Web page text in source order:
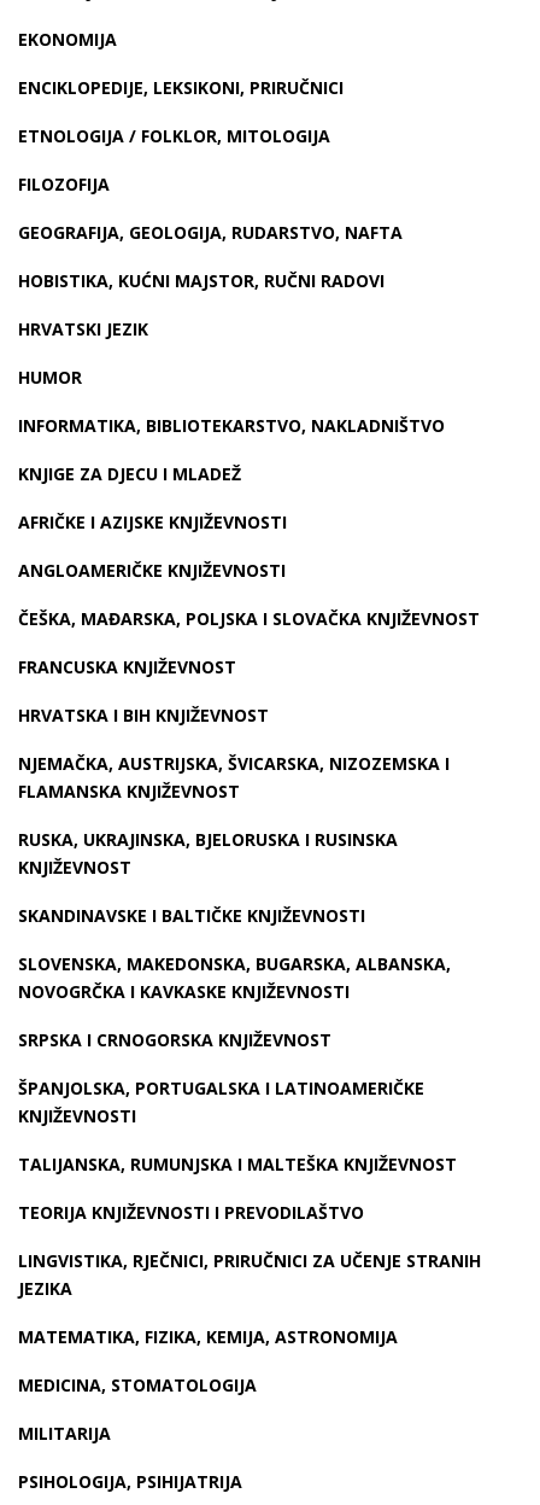
EKONOMIJA
ENCIKLOPEDIJE, LEKSIKONI, PRIRUČNICI
ETNOLOGIJA / FOLKLOR, MITOLOGIJA
FILOZOFIJA
GEOGRAFIJA, GEOLOGIJA, RUDARSTVO, NAFTA
HOBISTIKA, KUĆNI MAJSTOR, RUČNI RADOVI
HRVATSKI JEZIK
HUMOR
INFORMATIKA, BIBLIOTEKARSTVO, NAKLADNIŠTVO
KNJIGE ZA DJECU I MLADEŽ
AFRIČKE I AZIJSKE KNJIŽEVNOSTI
ANGLOAMERIČKE KNJIŽEVNOSTI
ČEŠKA, MAĐARSKA, POLJSKA I SLOVAČKA KNJIŽEVNOST
FRANCUSKA KNJIŽEVNOST
HRVATSKA I BIH KNJIŽEVNOST
NJEMAČKA, AUSTRIJSKA, ŠVICARSKA, NIZOZEMSKA I
FLAMANSKA KNJIŽEVNOST
RUSKA, UKRAJINSKA, BJELORUSKA I RUSINSKA
KNJIŽEVNOST
SKANDINAVSKE I BALTIČKE KNJIŽEVNOSTI
SLOVENSKA, MAKEDONSKA, BUGARSKA, ALBANSKA,
NOVOGRČKA I KAVKASKE KNJIŽEVNOSTI
SRPSKA I CRNOGORSKA KNJIŽEVNOST
ŠPANJOLSKA, PORTUGALSKA I LATINOAMERIČKE
KNJIŽEVNOSTI
TALIJANSKA, RUMUNJSKA I MALTEŠKA KNJIŽEVNOST
TEORIJA KNJIŽEVNOSTI I PREVODILAŠTVO
LINGVISTIKA, RJEČNICI, PRIRUČNICI ZA UČENJE STRANIH
JEZIKA
MATEMATIKA, FIZIKA, KEMIJA, ASTRONOMIJA
MEDICINA, STOMATOLOGIJA
MILITARIJA
PSIHOLOGIJA, PSIHIJATRIJA